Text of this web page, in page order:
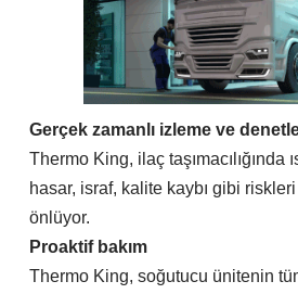
Gerçek zamanlı izleme ve
Thermo King, ilaç
hasar, israf, kalite kaybı gibi
önlüyor.
Proaktif bakım
Thermo King, soğutucu ünitenin